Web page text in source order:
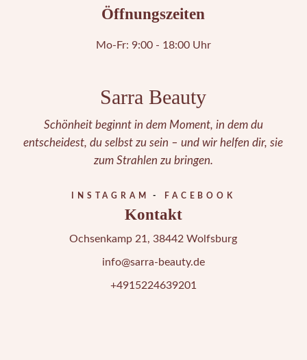
Öffnungszeiten
Mo-Fr: 9:00 - 18:00 Uhr
Sarra Beauty
Schönheit beginnt in dem Moment, in dem du
entscheidest, du selbst zu sein – und wir helfen dir, sie
zum Strahlen zu bringen.
INSTAGRAM FACEBOOK
Kontakt
Ochsenkamp 21, 38442 Wolfsburg
info@sarra-beauty.de
+4915224639201